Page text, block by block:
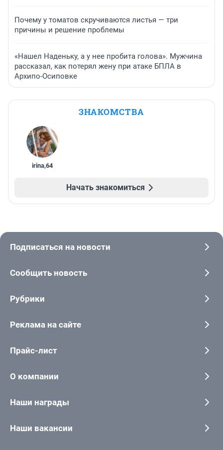
Почему у томатов скручиваются листья — три
причины и решение проблемы
«Нашел Наденьку, а у нее пробита голова». Мужчина
рассказал, как потерял жену при атаке БПЛА в
Архипо-Осиповке
ЗНАКОМСТВА
irina,64
Начать знакомиться
Подписаться на новости
Сообщить новость
Рубрики
Реклама на сайте
Прайс-лист
О компании
Наши награды
Наши вакансии